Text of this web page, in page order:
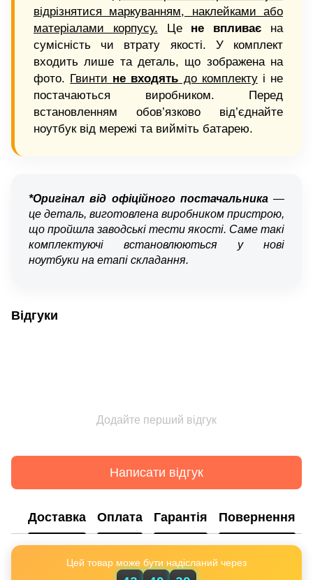
відрізнятися маркуванням, наклейками або
матеріалами корпусу. Це не впливає на
сумісність чи втрату якості. У комплект
входить лише та деталь, що зображена на
фото. Гвинти не входять до комплектуі не
постачаються виробником. Перед
встановленням обов’язково від’єднайте
ноутбук від мережі та вийміть батарею.
*Оригінал від офіційного постачальника—
це деталь, виготовлена виробником пристрою,
що пройшла заводські тести якості. Саме такі
комплектуючі встановлюються у нові
ноутбуки на етапі складання.
Відгуки
Додайте перший відгук
Написати відгук
Доставка Оплата Гарантія Повернення
Цей товар може бути надісланий через